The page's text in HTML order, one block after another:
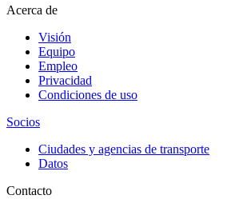
Acerca de
Visión
Equipo
Empleo
Privacidad
Condiciones de uso
Socios
Ciudades y agencias de transporte
Datos
Contacto